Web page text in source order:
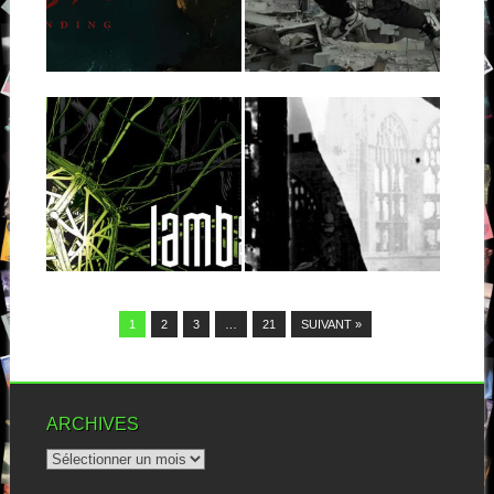
quelques wagons avec...
celle de « Hold fast », je
n’aurais...
▶
18.03.26
LAMB OF GOD :
INTO OBLIVION
Pour ce treizième album, le
groupe américain a décidé
non pas...
09.04.25
WASTOID :
HYPERREALITY
DYSTOPIAN
NIGHTMARE
Wastoid est un acteur
respecté de la scène punk de
Charlotte....
1 2 3 21 SUIVANT »
ARCHIVES